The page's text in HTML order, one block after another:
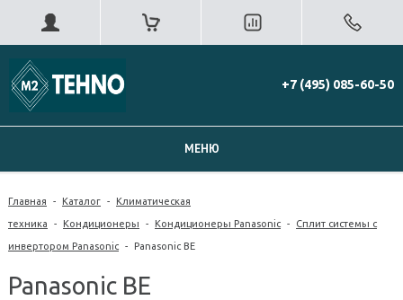
+7 (495) 085-60-50
МЕНЮ
Главная - Каталог - Климатическая
техника - Кондиционеры - Кондиционеры Panasonic - Сплит системы с
инвертором Panasonic - Panasonic BE
Panasonic BE